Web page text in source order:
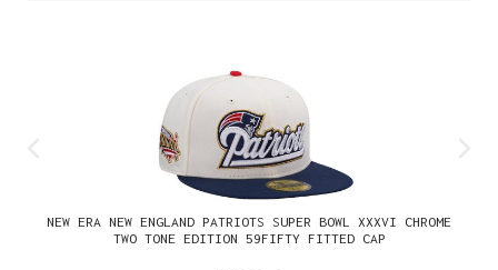
NEW ERA NEW ENGLAND PATRIOTS SUPER BOWL XXXVI CHROME
TWO TONE EDITION 59FIFTY FITTED CAP